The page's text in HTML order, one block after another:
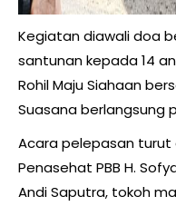
Kegiatan diawali doa
santunan kepada 14
Rohil Maju Siahaan
Suasana berlangsung
Acara pelepasan turut
Penasehat PBB H.
Andi Saputra, tokoh